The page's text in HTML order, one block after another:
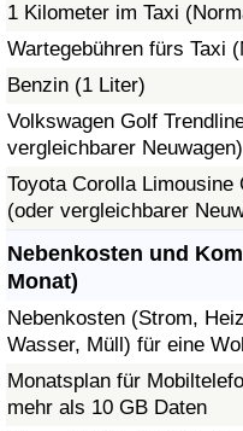
1 Kilometer im Taxi
Wartegebühren fürs Taxi
Benzin (1 Liter)
Volkswagen Golf
vergleichbarer Neuwagen)
Toyota Corolla
(oder vergleichbarer
Nebenkosten und
Monat)
Nebenkosten (Strom,
Wasser, Müll) für eine
Monatsplan für
mehr als 10 GB Daten